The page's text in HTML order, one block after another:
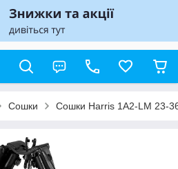
Сошки Сошки Harris 1A2-LM 23-